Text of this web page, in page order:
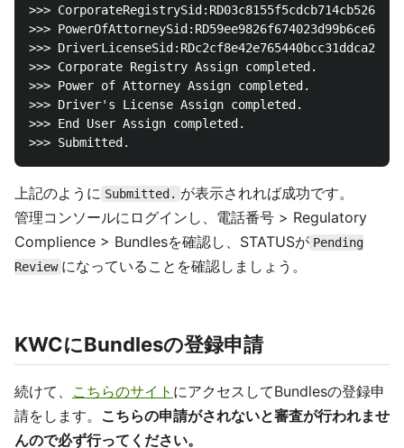
>>>
>>>
>>>
>>> Corporate Registry Assign completed.
>>> Power of Attorney Assign completed.
>>> Driver's License Assign completed.
>>> End User Assign completed.
上記のように Submitted. が表示されれば成功です。
管理コンソールにログインし、電話番号 > Regulatory
Complience > Bundlesを確認し、STATUSが Pending
Review になっていることを確認しましょう。
KWCにBundlesの登録申請
続けて、 こちらのサイト にアクセスしてBundlesの登録申
請をします。 こちらの申請がされないと審査が行われませ
んので必ず行ってください。